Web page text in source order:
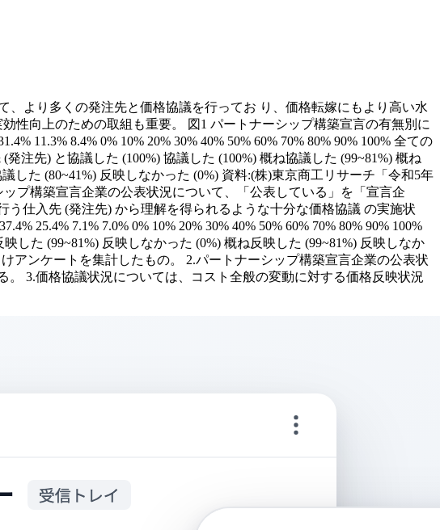
より多くの発注先と価格協議を行ってお り、価格転嫁にもより高い水
性向上のための取組も重要。 図1 パートナーシップ構築宣言の有無別に
11.3% 8.4% 0% 10% 20% 30% 40% 50% 60% 70% 80% 90% 100% 全ての
注先) と協議した (100%) 協議した (100%) 概ね協議した (99~81%) 概ね
した (80~41%) 反映しなかった (0%) 資料:(株)東京商工リサーチ「令和5年
プ構築宣言企業の公表状況について、「公表している」を「宣言企
仕入先 (発注先) から理解を得られるような十分な価格協議 の実施状
25.4% 7.1% 7.0% 0% 10% 20% 30% 40% 50% 60% 70% 80% 90% 100%
した (99~81%) 反映しなかった (0%) 概ね反映した (99~81%) 反映しなか
アンケートを集計したもの。 2.パートナーシップ構築宣言企業の公表状
3.価格協議状況については、コスト全般の変動に対する価格反映状況